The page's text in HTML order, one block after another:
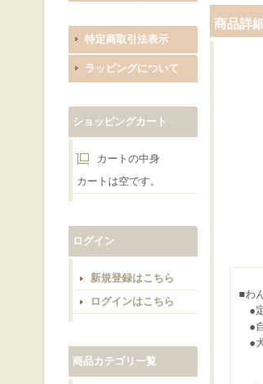
特定商取引法表示
ラッピングについて
ショッピングカート
カートの中身
カートは空です。
ログイン
新規登録はこちら
ログインはこちら
商品カテゴリ一覧
商品詳細
■わ
●
●
●